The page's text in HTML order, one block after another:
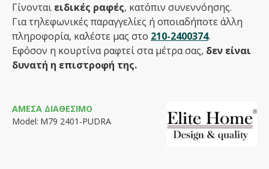
Γίνονται ειδικές ραφές, κατόπιν συνεννόησης.
Για τηλεφωνικές παραγγελίες ή οποιαδήποτε άλλη
πληροφορία, καλέστε μας στο 210-2400374.
Εφόσον η κουρτίνα ραφτεί στα μέτρα σας, δεν είναι
δυνατή η επιστροφή της.
ΆΜΕΣΑ ΔΙΑΘΈΣΙΜΟ
Model: Μ79 2401-PUDRA